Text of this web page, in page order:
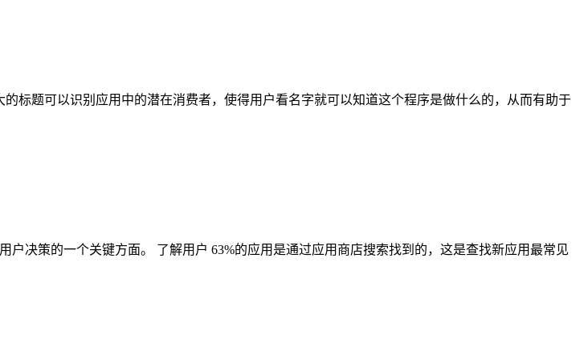
标题可以识别应用中的潜在消费者，使得用户看名字就可以知道这个程序是做什么的，从而有助于
决策的一个关键方面。 了解用户 63%的应用是通过应用商店搜索找到的，这是查找新应用最常见